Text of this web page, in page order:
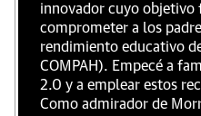
innovador cuyo objetivo
comprometer a los
rendimiento educativo
COMPAH). Empecé a
2.0 y a emplear estos
Como admirador de